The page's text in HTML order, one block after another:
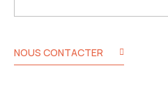
NOUS CONTACTER